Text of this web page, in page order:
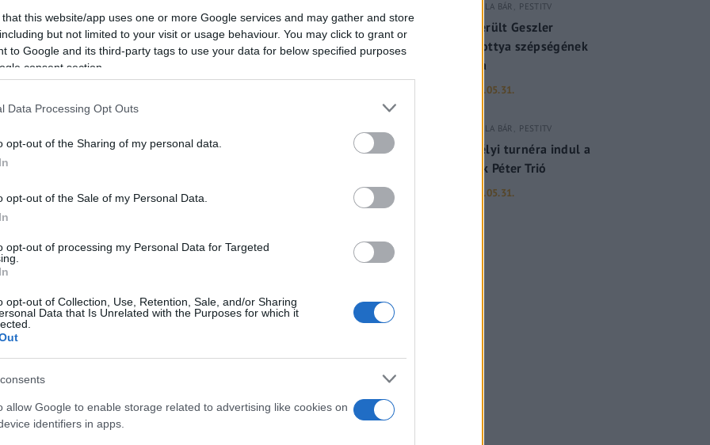
that this website/app uses one or more Google services and may gather and store
but not limited to your visit or usage behaviour. You may click to grant or
to Google and its third-party tags to use your data for below specified purposes
consent section.
Data Processing Opt Outs
opt-out of the Sharing of my personal data.
opt-out of the Sale of my Personal Data.
opt-out of processing my Personal Data for Targeted
opt-out of Collection, Use, Retention, Sale, and/or Sharing
Data that Is Unrelated with the Purposes for which it
allow Google to enable storage related to advertising like cookies on
identifiers in apps.
2021-re – Éliás Gyula a Gerilla Bár vendége
Misi a Gerilla Bárban
Bence énekes a Gerilla Bárban
ad neki ihletet – Dr. László Tímea, szerző a Gerilla
– Dr. Zacher Gábor a Gerilla Bárban
GERILLA BÁR PESTITV
Kiderült Geszler
Dorottya szépségének
titka
2022.05.31.
GERILLA BÁR PESTITV
Erdélyi turnéra indul a
Sárik Péter Trió
2022.05.31.